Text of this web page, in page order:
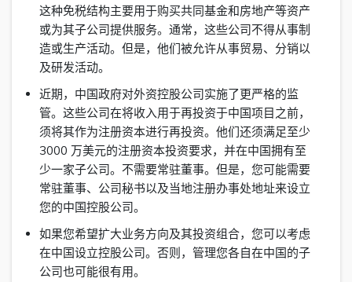
这种免税结构主要用于购买共同基金和房地产等资产
或为其子公司提供服务。通常，这些公司不得从事制
造或生产活动。但是，他们被允许从事贸易、分销以
及研发活动。
近期，中国政府对外资控股公司实施了更严格的监
管。这些公司在将收入用于再投资于中国项目之前，
须将其作为注册资本进行再投资。他们还须满足至少
3000 万美元的注册资本投资要求，并在中国拥有至
少一家子公司。不需要常驻董事。但是，您可能需要
常驻董事、公司秘书以及当地注册办事处地址来设立
您的中国控股公司。
如果您希望扩大业务方向及其投资组合，您可以考虑
在中国设立控股公司。否则，管理您各自在中国的子
公司也可能很有用。